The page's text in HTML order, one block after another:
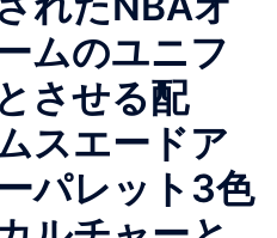
ムのユニフ
させる配
スエードア
パレット3色